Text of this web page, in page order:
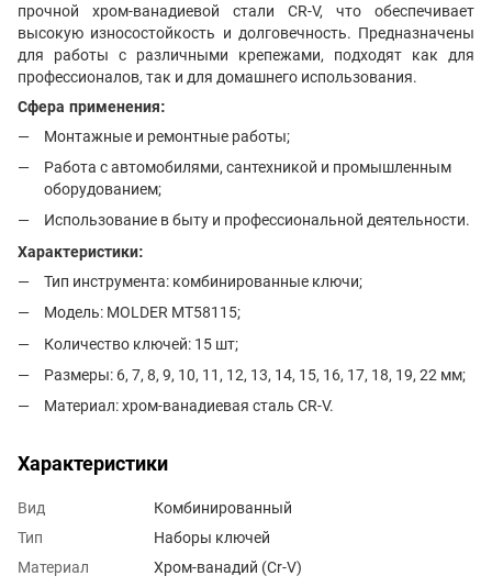
прочной хром-ванадиевой стали CR-V, что обеспечивает
высокую износостойкость и долговечность. Предназначены
для работы с различными крепежами, подходят как для
профессионалов, так и для домашнего использования.
Сфера применения:
Монтажные и ремонтные работы;
Работа с автомобилями, сантехникой и промышленным
оборудованием;
Использование в быту и профессиональной деятельности.
Характеристики:
Тип инструмента: комбинированные ключи;
Модель: MOLDER MT58115;
Количество ключей: 15 шт;
Размеры: 6, 7, 8, 9, 10, 11, 12, 13, 14, 15, 16, 17, 18, 19, 22 мм;
Материал: хром-ванадиевая сталь CR-V.
Характеристики
Вид
Комбинированный
Тип
Наборы ключей
Материал
Хром-ванадий (Cr-V)